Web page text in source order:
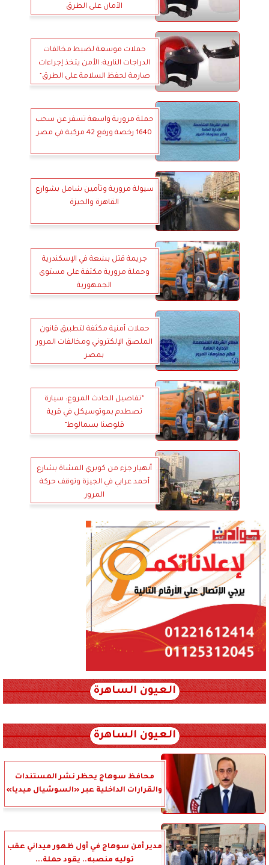
الأمان على الطرق
حملات موسعة لضبط مخالفات
الدراجات النارية: الأمن يتخذ إجراءات
صارمة لحفظ السلامة على الطرق”
حملة مرورية واسعة تسفر عن سحب
1640 رخصة ورفع 42 مركبة في مصر
سيولة مرورية وتأمين شامل بشوارع
القاهرة والجيزة
جريمة قتل بشعة في الإسكندرية
وحملة مرورية مكثفة على مستوى
الجمهورية
حملات أمنية مكثفة لتطبيق قانون
الملصق الإلكتروني ومخالفات المرور
بمصر
”تفاصيل الحادث المروع: سيارة
تصطدم بموتوسيكل في قرية
قلوصنا بسمالوط”
أنهيار جزء من كوبري المشاة بشارع
أحمد عرابي في الجيزة وتوقف حركة
المرور
العيون الساهرة
العيون الساهرة
محافظ سوهاج يحظر نشر المستندات
والقرارات الداخلية عبر «السوشيال ميديا»
مدير أمن سوهاج في أول ظهور ميداني عقب
توليه منصبه.. يقود حملة...